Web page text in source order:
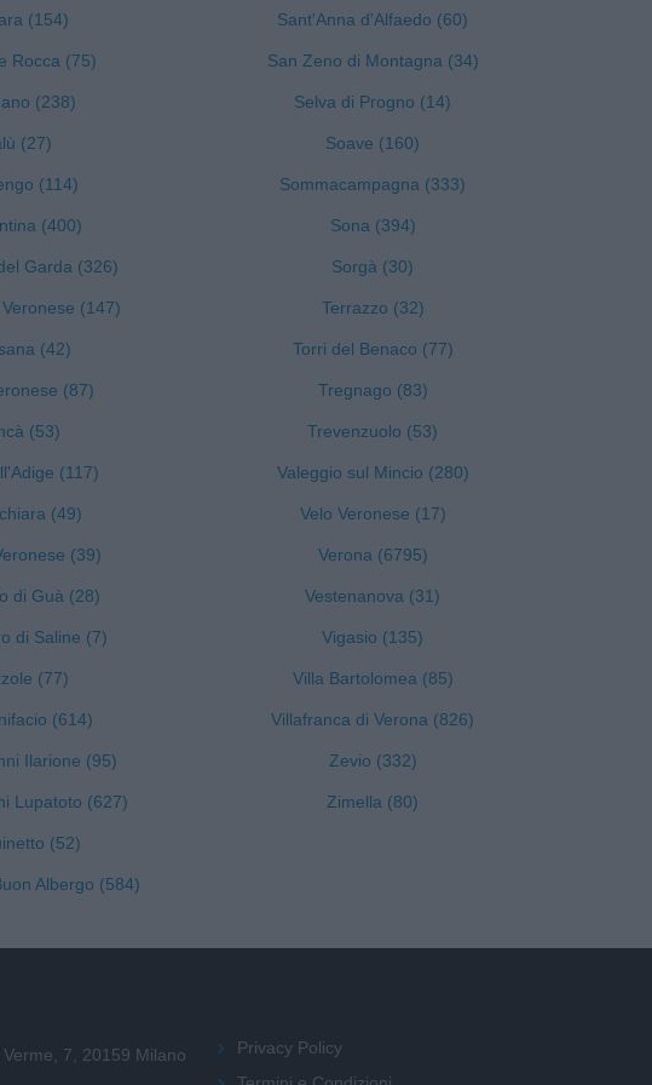
(154)
Rocca (75)
(238)
(27)
(114)
(400)
Garda (326)
(147)
(42)
(87)
(53)
(117)
(49)
(39)
di Guà (28)
di Saline (7)
(77)
(614)
Ilarione (95)
Lupatoto (627)
(52)
Albergo (584)
Sant'Anna d'Alfaedo (60)
San Zeno di Montagna (34)
Selva di Progno (14)
Soave (160)
Sommacampagna (333)
Sona (394)
Sorgà (30)
Terrazzo (32)
Torri del Benaco (77)
Tregnago (83)
Trevenzuolo (53)
Valeggio sul Mincio (280)
Velo Veronese (17)
Verona (6795)
Vestenanova (31)
Vigasio (135)
Villa Bartolomea (85)
Villafranca di Verona (826)
Zevio (332)
Zimella (80)
7, 20159 Milano
Privacy Policy